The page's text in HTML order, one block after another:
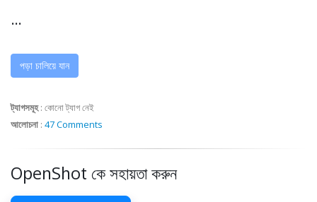
...
পড়া চালিয়ে যান
ট্যাগসমূহ: কোনো ট্যাগ নেই
আলোচনা : 47 Comments
OpenShot কে সহায়তা করুন